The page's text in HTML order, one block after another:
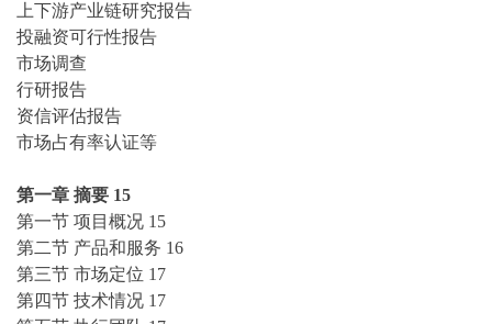
上下游产业链研究报告
投融资可行性报告
市场调查
行研报告
资信评估报告
市场占有率认证等
第一章 摘要 15
第一节 项目概况 15
第二节 产品和服务 16
第三节 市场定位 17
第四节 技术情况 17